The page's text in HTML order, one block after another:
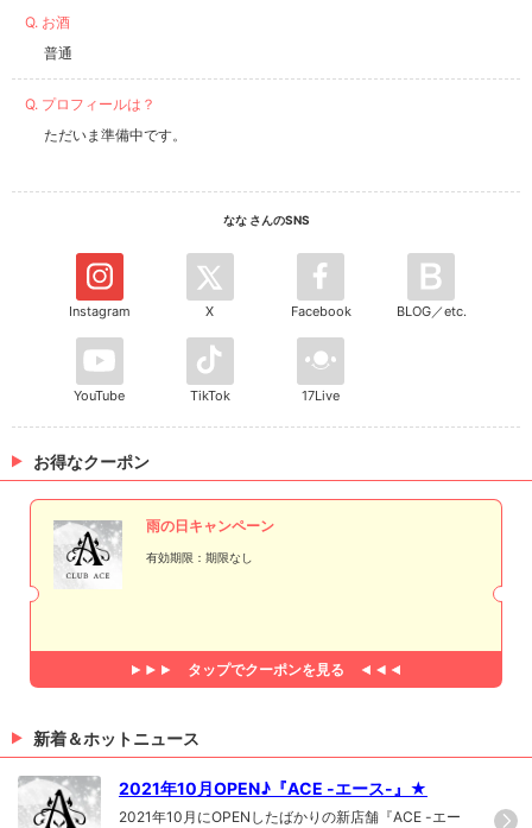
Q. お酒
普通
Q. プロフィールは？
ただいま準備中です。
なな さんのSNS
Instagram X Facebook BLOG／etc.
YouTube TikTok 17Live
お得なクーポン
雨の日キャンペーン
有効期限：期限なし
タップでクーポンを見る
新着＆ホットニュース
2021年10月OPEN♪『ACE -エース-』★
2021年10月にOPENしたばかりの新店舗『ACE -エー